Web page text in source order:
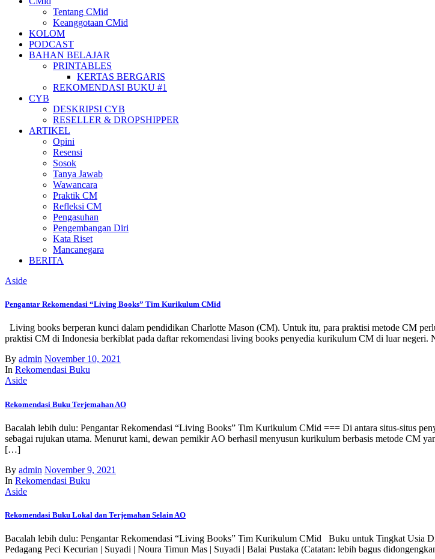
Tentang CMid
Keanggotaan CMid
KOLOM
PODCAST
BAHAN BELAJAR
PRINTABLES
KERTAS BERGARIS
REKOMENDASI BUKU #1
CYB
DESKRIPSI CYB
RESELLER & DROPSHIPPER
ARTIKEL
Opini
Resensi
Sosok
Tanya Jawab
Wawancara
Praktik CM
Refleksi CM
Pengasuhan
Pengembangan Diri
Kata Riset
Mancanegara
BERITA
Aside
Pengantar Rekomendasi “Living Books” Tim Kurikulum CMid
Living books berperan kunci dalam pendidikan Charlotte Mason (CM). Untuk itu, para praktisi metode CM
praktisi CM di Indonesia berkiblat pada daftar rekomendasi living books penyedia kurikulum CM di luar
By admin November 10, 2021
In Rekomendasi Buku
Aside
Rekomendasi Buku Terjemahan AO
Bacalah lebih dulu: Pengantar Rekomendasi “Living Books” Tim Kurikulum CMid === Di antara situs-situs
sebagai rujukan utama. Menurut kami, dewan pemikir AO berhasil menyusun kurikulum berbasis metode CM
[…]
By admin November 9, 2021
In Rekomendasi Buku
Aside
Rekomendasi Buku Lokal dan Terjemahan Selain AO
Bacalah lebih dulu: Pengantar Rekomendasi “Living Books” Tim Kurikulum CMid Buku untuk Tingkat Usia
Pedagang Peci Kecurian | Suyadi | Noura Timun Mas | Suyadi | Balai Pustaka (Catatan: lebih bagus